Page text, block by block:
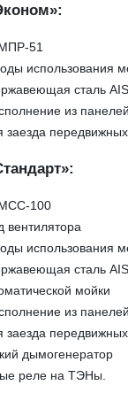
51
использования
сталь
из панелей
заезда
100
вентилятора
использования
сталь
мойки
из панелей
заезда
дымогенератор
реле на ТЭНы.